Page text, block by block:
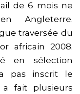
de 6 mois ne
Angleterre.
traversée du
africain 2008.
en sélection
pas inscrit le
fait plusieurs